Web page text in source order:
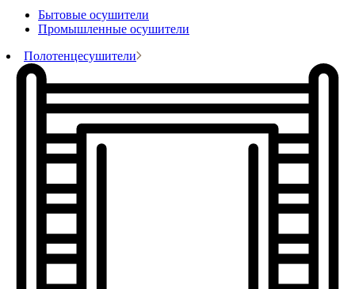
Бытовые осушители
Промышленные осушители
Полотенцесушители